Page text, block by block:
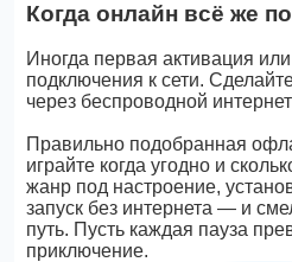
Когда онлайн всё же
Иногда первая активация
подключения к сети.
через беспроводной
Правильно подобранная
играйте когда угодно и
жанр под настроение,
запуск без интернета — и
путь. Пусть каждая пауза
приключение.